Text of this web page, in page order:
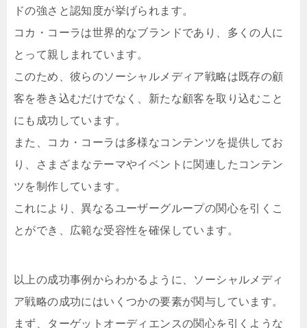
ドの強さと認知度が挙げられます。
コカ・コーラは世界的なブランドであり、多くの人に
とって親しまれています。
このため、彼らのソーシャルメディア戦略は既存の顧
客を巻き込むだけでなく、新たな顧客を取り込むこと
にも成功しています。
また、コカ・コーラは多様なコンテンツを提供してお
り、さまざまなテーマやイベントに関連したコンテン
ツを制作しています。
これにより、異なるユーザーグループの関心を引くこ
とができ、広範な受容性を確保しています。
以上の成功事例からわかるように、ソーシャルメディ
ア戦略の成功にはいくつかの要素が関与しています。
まず、ターゲットオーディエンスの関心を引くような